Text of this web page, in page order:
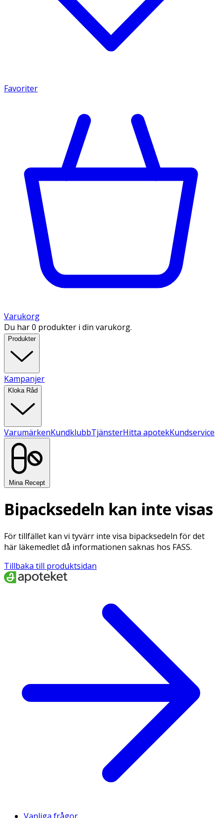
Favoriter
Varukorg
Du har 0 produkter i din varukorg.
Produkter
Kampanjer
Kloka Råd
VarumärkenKundklubbTjänsterHitta apotekKundservice
Mina Recept
Bipacksedeln kan inte visas
För tillfället kan vi tyvärr inte visa bipacksedeln för det
här läkemedlet då informationen saknas hos FASS.
Tillbaka till produktsidan